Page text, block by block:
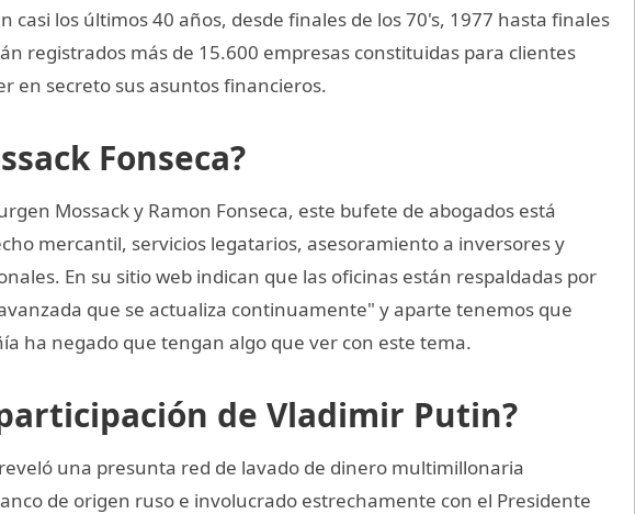
casi los últimos 40 años, desde finales de los 70's, 1977 hasta finales
registrados más de 15.600 empresas constituidas para clientes
en secreto sus asuntos financieros.
Fonseca?
Mossack y Ramon Fonseca, este bufete de abogados está
mercantil, servicios legatarios, asesoramiento a inversores y
En su sitio web indican que las oficinas están respaldadas por
que se actualiza continuamente" y aparte tenemos que
ha negado que tengan algo que ver con este tema.
de Vladimir Putin?
una presunta red de lavado de dinero multimillonaria
de origen ruso e involucrado estrechamente con el Presidente